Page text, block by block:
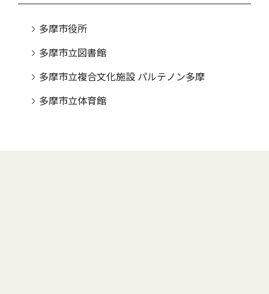
多摩市役所
多摩市立図書館
多摩市立複合文化施設 パルテノン多摩
多摩市立体育館